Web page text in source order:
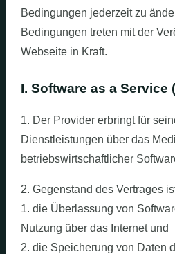
Bedingungen jederzeit zu
Bedingungen treten mit der
Webseite in Kraft.
I. Software as a Service
1. Der Provider erbringt für
Dienstleistungen über das
betriebswirtschaftlicher
2. Gegenstand des Vertrages
1. die Überlassung von
Nutzung über das Internet und
2. die Speicherung von Daten